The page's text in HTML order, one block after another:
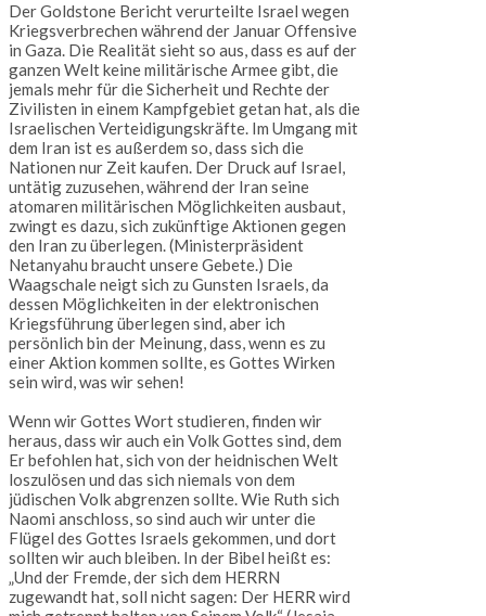
Der Goldstone Bericht verurteilte Israel wegen
Kriegsverbrechen während der Januar Offensive
in Gaza. Die Realität sieht so aus, dass es auf der
ganzen Welt keine militärische Armee gibt, die
jemals mehr für die Sicherheit und Rechte der
Zivilisten in einem Kampfgebiet getan hat, als die
Israelischen Verteidigungskräfte. Im Umgang mit
dem Iran ist es außerdem so, dass sich die
Nationen nur Zeit kaufen. Der Druck auf Israel,
untätig zuzusehen, während der Iran seine
atomaren militärischen Möglichkeiten ausbaut,
zwingt es dazu, sich zukünftige Aktionen gegen
den Iran zu überlegen. (Ministerpräsident
Netanyahu braucht unsere Gebete.) Die
Waagschale neigt sich zu Gunsten Israels, da
dessen Möglichkeiten in der elektronischen
Kriegsführung überlegen sind, aber ich
persönlich bin der Meinung, dass, wenn es zu
einer Aktion kommen sollte, es Gottes Wirken
sein wird, was wir sehen!
Wenn wir Gottes Wort studieren, finden wir
heraus, dass wir auch ein Volk Gottes sind, dem
Er befohlen hat, sich von der heidnischen Welt
loszulösen und das sich niemals von dem
jüdischen Volk abgrenzen sollte. Wie Ruth sich
Naomi anschloss, so sind auch wir unter die
Flügel des Gottes Israels gekommen, und dort
sollten wir auch bleiben. In der Bibel heißt es:
„Und der Fremde, der sich dem HERRN
zugewandt hat, soll nicht sagen: Der HERR wird